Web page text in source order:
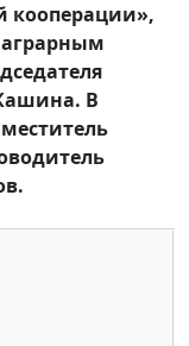
кооперации»,
В